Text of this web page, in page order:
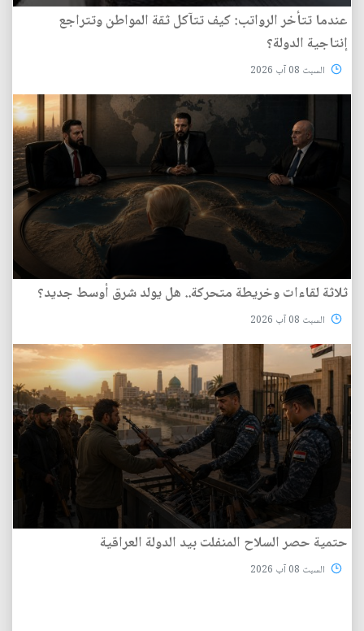
عندما تتأخر الرواتب: كيف تتآكل ثقة المواطن وتتراجع
إنتاجية الدولة؟
السبت 08 آب 2026
ثلاثة لقاءات وخريطة متحركة.. هل يولد شرق أوسط جديد؟
السبت 08 آب 2026
حتمية حصر السلاح المنفلت بيد الدولة العراقية
السبت 08 آب 2026